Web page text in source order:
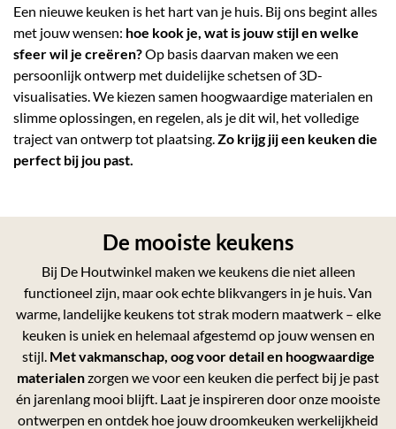
Een nieuwe keuken is het hart van je huis. Bij ons begint alles
met jouw wensen: hoe kook je, wat is jouw stijl en welke
sfeer wil je creëren?Op basis daarvan maken we een
persoonlijk ontwerp met duidelijke schetsen of 3D-
visualisaties. We kiezen samen hoogwaardige materialen en
slimme oplossingen, en regelen, als je dit wil, het volledige
traject van ontwerp tot plaatsing.Zo krijg jij een keuken die
perfect bij jou past.
De mooiste keukens
Bij De Houtwinkel maken we keukens die niet alleen
functioneel zijn, maar ook echte blikvangers in je huis. Van
warme, landelijke keukens tot strak modern maatwerk – elke
keuken is uniek en helemaal afgestemd op jouw wensen en
stijl. Met vakmanschap, oog voor detail en hoogwaardige
materialenzorgen we voor een keuken die perfect bij je past
én jarenlang mooi blijft. Laat je inspireren door onze mooiste
ontwerpen en ontdek hoe jouw droomkeuken werkelijkheid